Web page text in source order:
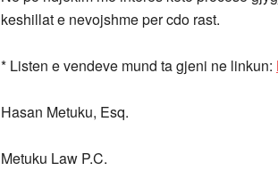
keshillat e nevojshme per cdo rast.
* Listen e vendeve mund ta gjeni ne linkun:
Hasan Metuku, Esq.
Metuku Law P.C.